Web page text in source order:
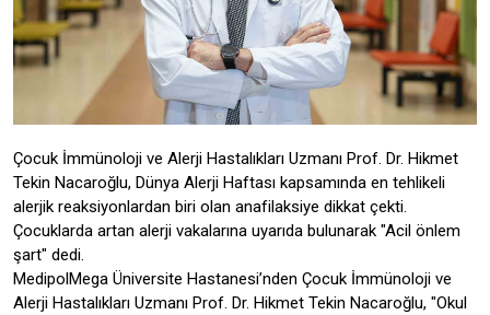
Çocuk İmmünoloji ve Alerji Hastalıkları Uzmanı Prof. Dr. Hikmet
Tekin Nacaroğlu, Dünya Alerji Haftası kapsamında en tehlikeli
alerjik reaksiyonlardan biri olan anafilaksiye dikkat çekti.
Çocuklarda artan alerji vakalarına uyarıda bulunarak "Acil önlem
şart" dedi.
MedipolMega Üniversite Hastanesi’nden Çocuk İmmünoloji ve
Alerji Hastalıkları Uzmanı Prof. Dr. Hikmet Tekin Nacaroğlu, "Okul